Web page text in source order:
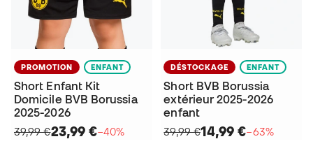
PROMOTION ENFANT
Short Enfant Kit
Domicile BVB Borussia
2025-2026
39,99 €23,99 €−40%
DÉSTOCKAGE ENFANT
Short BVB Borussia
extérieur 2025-2026
enfant
39,99 €14,99 €−63%